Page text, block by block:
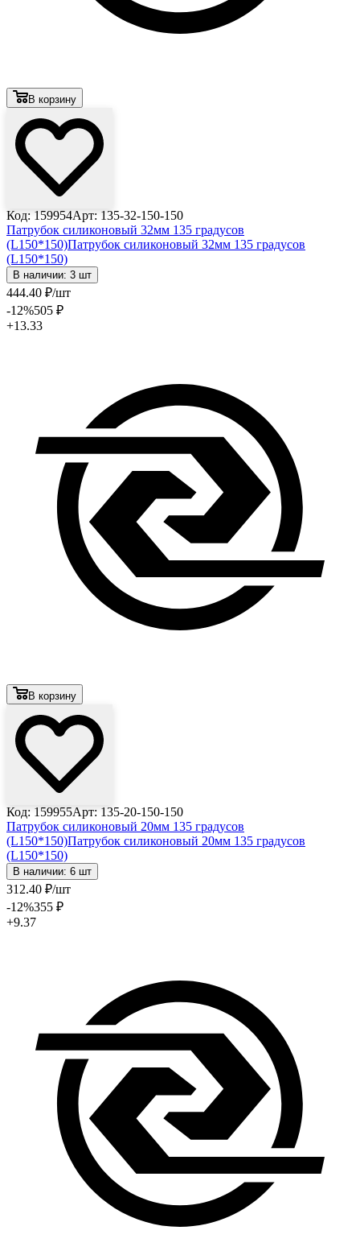
В корзину
Код: 159954Арт: 135-32-150-150
Патрубок силиконовый 32мм 135 градусов
(L150*150)Патрубок силиконовый 32мм 135 градусов
(L150*150)
В наличии: 3 шт
444.40 ₽/шт
-12%505 ₽
+13.33
В корзину
Код: 159955Арт: 135-20-150-150
Патрубок силиконовый 20мм 135 градусов
(L150*150)Патрубок силиконовый 20мм 135 градусов
(L150*150)
В наличии: 6 шт
312.40 ₽/шт
-12%355 ₽
+9.37